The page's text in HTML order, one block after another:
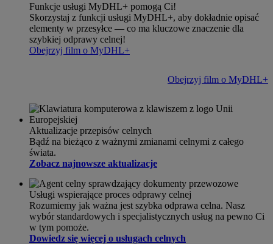
Funkcje usługi MyDHL+ pomogą Ci!
Skorzystaj z funkcji usługi MyDHL+, aby dokładnie opisać
elementy w przesyłce — co ma kluczowe znaczenie dla
szybkiej odprawy celnej!
Obejrzyj film o MyDHL+
Obejrzyj film o MyDHL+
Aktualizacje przepisów celnych
Bądź na bieżąco z ważnymi zmianami celnymi z całego
świata.
Zobacz najnowsze aktualizacje
Usługi wspierające proces odprawy celnej
Rozumiemy jak ważna jest szybka odprawa celna. Nasz
wybór standardowych i specjalistycznych usług na pewno Ci
w tym pomoże.
Dowiedz się więcej o usługach celnych